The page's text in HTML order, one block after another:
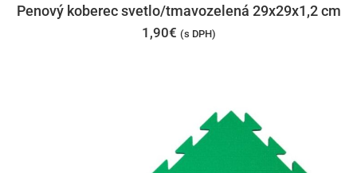
Penový koberec svetlo/tmavozelená 29x29x1,2 cm
1,90€ (s DPH)